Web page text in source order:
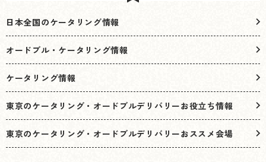
日本全国のケータリング情報
オードブル・ケータリング情報
ケータリング情報
東京のケータリング・オードブルデリバリーお役立ち情報
東京のケータリング・オードブルデリバリーおススメ会場